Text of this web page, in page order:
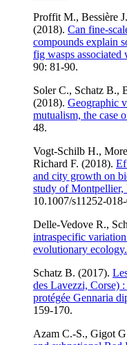
Proffit M., Bessière
(2018). Can fine-
compounds explain
fig wasps associated
90: 81-90.
Soler C., Schatz B.,
(2018). Geographic
mutualism, the case
48.
Vogt-Schilb H.,
Richard F. (2018).
and city growth on
study of Montpellier,
10.1007/s11252-
Delle-Vedove R.,
intraspecific
evolutionary ecology.
Schatz B. (2017).
des Lavezzi, Corse) :
protégée Gennaria
159-170.
Azam C.-S., Gigot